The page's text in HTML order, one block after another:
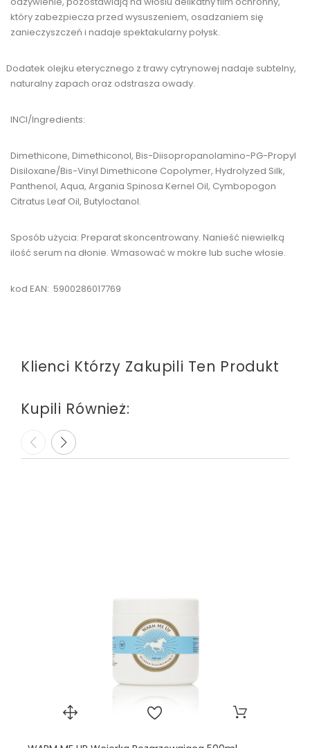
który zabezpiecza przed wysuszeniem, osadzaniem się
zanieczyszczeń i nadaje spektakularny połysk.
Dodatek olejku eterycznego z trawy cytrynowej nadaje subtelny,
naturalny zapach oraz odstrasza owady.
INCI/Ingredients:
Dimethicone, Dimethiconol, Bis-Diisopropanolamino-PG-Propyl
Disiloxane/Bis-Vinyl Dimethicone Copolymer, Hydrolyzed Silk,
Panthenol, Aqua, Argania Spinosa Kernel Oil, Cymbopogon
Citratus Leaf Oil, Butyloctanol.
Sposób użycia: Preparat skoncentrowany. Nanieść niewielką
ilość serum na dłonie. Wmasować w mokre lub suche włosie.
kod EAN: 5900286017769
Klienci Którzy Zakupili Ten Produkt
Kupili Również: